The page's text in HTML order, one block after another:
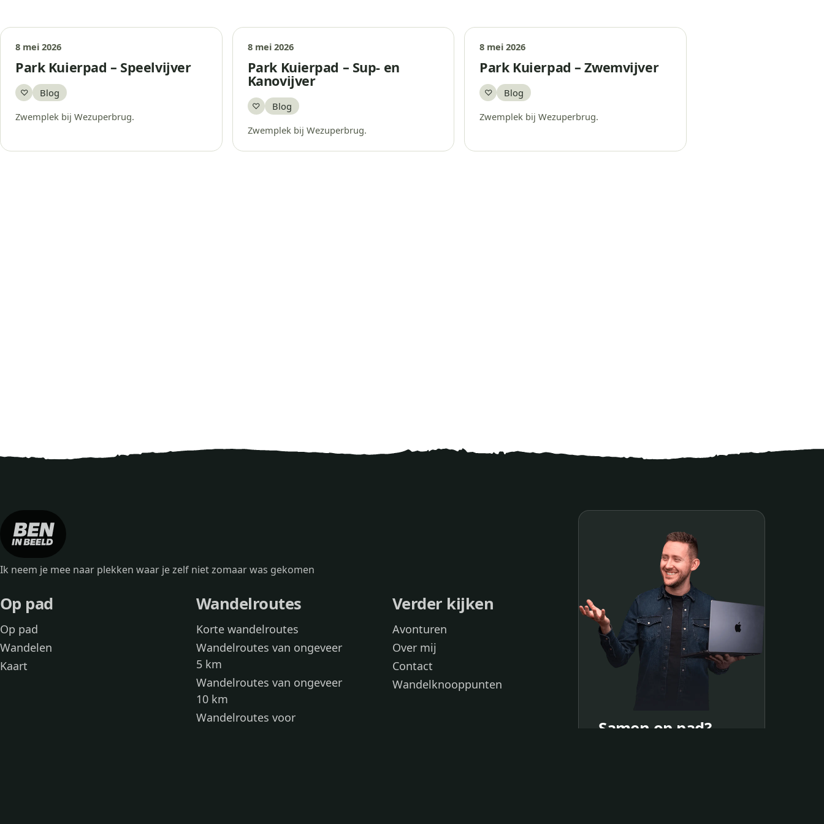
8 mei 2026
Park Kuierpad – Speelvijver
♡
Bewaar
Blog
Zwemplek bij Wezuperbrug.
8 mei 2026
Park Kuierpad – Sup- en
Kanovijver
♡Bewaar
Blog
Zwemplek bij Wezuperbrug.
8 mei 2026
Park Kuierpad – Zwemvijver
♡
Bewaar
Blog
Zwemplek bij Wezuperbrug.
Ik neem je mee naar plekken waar je zelf niet zomaar was gekomen
Op pad
Op pad
Wandelen
Kaart
Wandelroutes
Korte wandelroutes
Wandelroutes van ongeveer
5 km
Wandelroutes van ongeveer
10 km
Wandelroutes voor
Verder kijken
Avonturen
Over mij
Contact
Wandelknooppunten
Samen op pad?